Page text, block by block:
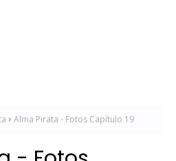
Alma Pirata - Fotos Capítulo 19